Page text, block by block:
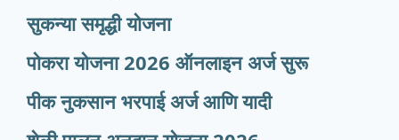
सुकन्या समृद्धी योजना
पोकरा योजना 2026 ऑनलाइन अर्ज सुरू
पीक नुकसान भरपाई अर्ज आणि यादी